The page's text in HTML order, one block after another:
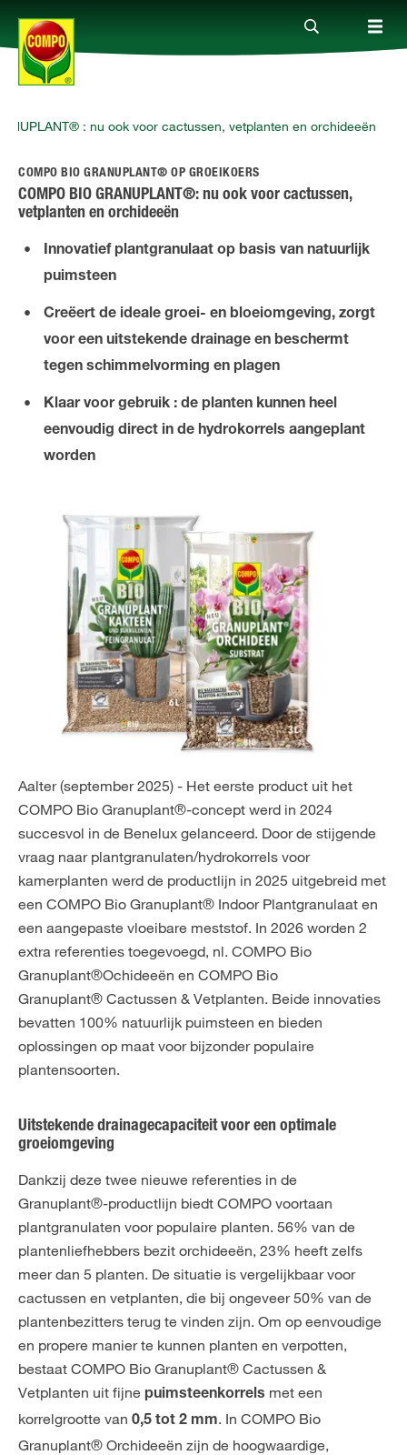
Producten
Advies
Thema's
Tot je dienst
Onderneming
: nu ook voor cactussen, vetplanten en orchideeën
COMPO BIO GRANUPLANT® OP GROEIKOERS
COMPO BIO GRANUPLANT®: nu ook voor cactussen,
vetplanten en orchideeën
Innovatief plantgranulaat op basis van natuurlijk
puimsteen
Creëert de ideale groei- en bloeiomgeving, zorgt
voor een uitstekende drainage en beschermt
tegen schimmelvorming en plagen
Klaar voor gebruik : de planten kunnen heel
eenvoudig direct in de hydrokorrels aangeplant
worden
Aalter (september 2025) - Het eerste product uit het
COMPO Bio Granuplant®-concept werd in 2024
succesvol in de Benelux gelanceerd. Door de stijgende
vraag naar plantgranulaten/hydrokorrels voor
kamerplanten werd de productlijn in 2025 uitgebreid met
een COMPO Bio Granuplant® Indoor Plantgranulaat en
een aangepaste vloeibare meststof. In 2026 worden 2
extra referenties toegevoegd, nl. COMPO Bio
Granuplant®Ochideeën en COMPO Bio
Granuplant® Cactussen & Vetplanten. Beide innovaties
bevatten 100% natuurlijk puimsteen en bieden
oplossingen op maat voor bijzonder populaire
plantensoorten.
Uitstekende drainagecapaciteit voor een optimale
groeiomgeving
Dankzij deze twee nieuwe referenties in de
Granuplant®-productlijn biedt COMPO voortaan
plantgranulaten voor populaire planten. 56% van de
plantenliefhebbers bezit orchideeën, 23% heeft zelfs
meer dan 5 planten. De situatie is vergelijkbaar voor
cactussen en vetplanten, die bij ongeveer 50% van de
plantenbezitters terug te vinden zijn. Om op eenvoudige
en propere manier te kunnen planten en verpotten,
bestaat COMPO Bio Granuplant® Cactussen &
Vetplanten uit fijne puimsteenkorrels met een
korrelgrootte van 0,5 tot 2 mm. In COMPO Bio
Granuplant® Orchideeën zijn de hoogwaardige,